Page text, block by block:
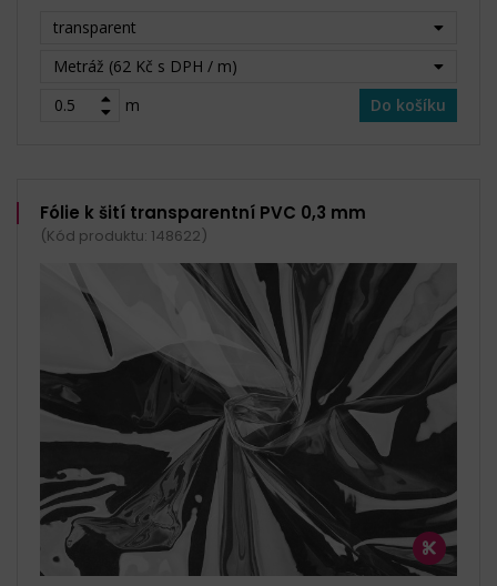
transparent
Metráž (62 Kč s DPH / m)
m
Do košíku
Fólie k šití transparentní PVC 0,3 mm
(Kód produktu: 148622)